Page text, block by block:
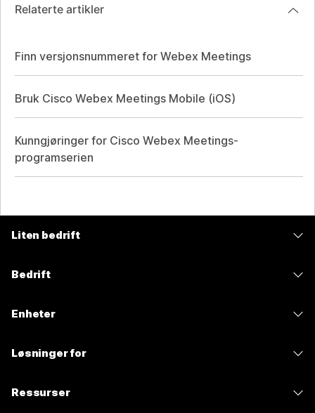
Relaterte artikler
Finn versjonsnummeret for Webex Meetings
Bruk Cisco Webex Meetings Mobile (iOS)
Kunngjøringer for Cisco Webex Meetings-
programserien
Liten bedrift
Bedrift
Enheter
Løsninger for
Ressurser